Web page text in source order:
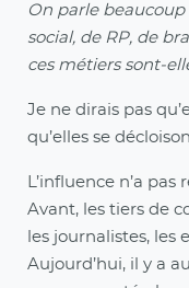
On parle beaucoup
social, de RP, de
ces métiers sont-
Je ne dirais pas
qu’elles se
L’influence n’a
Avant, les tiers de
les journalistes, les
Aujourd’hui, il y a